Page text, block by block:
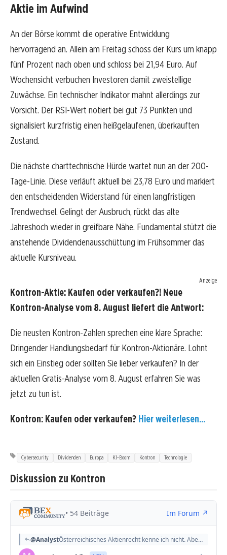
Aktie im Aufwind
An der Börse kommt die operative Entwicklung
hervorragend an. Allein am Freitag schoss der Kurs um knapp
fünf Prozent nach oben und schloss bei 21,94 Euro. Auf
Wochensicht verbuchen Investoren damit zweistellige
Zuwächse. Ein technischer Indikator mahnt allerdings zur
Vorsicht. Der RSI-Wert notiert bei gut 73 Punkten und
signalisiert kurzfristig einen heißgelaufenen, überkauften
Zustand.
Die nächste charttechnische Hürde wartet nun an der 200-
Tage-Linie. Diese verläuft aktuell bei 23,78 Euro und markiert
den entscheidenden Widerstand für einen langfristigen
Trendwechsel. Gelingt der Ausbruch, rückt das alte
Jahreshoch wieder in greifbare Nähe. Fundamental stützt die
anstehende Dividendenausschüttung im Frühsommer das
aktuelle Kursniveau.
Anzeige
Kontron-Aktie: Kaufen oder verkaufen?! Neue
Kontron-Analyse vom 8. August liefert die Antwort:
Die neusten Kontron-Zahlen sprechen eine klare Sprache:
Dringender Handlungsbedarf für Kontron-Aktionäre. Lohnt
sich ein Einstieg oder sollten Sie lieber verkaufen? In der
aktuellen Gratis-Analyse vom 8. August erfahren Sie was
jetzt zu tun ist.
Kontron: Kaufen oder verkaufen? Hier weiterlesen...
Cybersecurity Dividenden Europa KI-Boom Kontron Technologie
Diskussion zu Kontron